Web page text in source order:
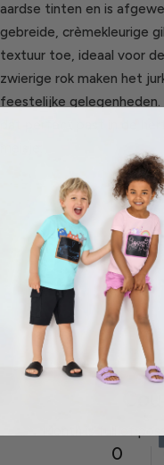
aardse tinten en is
gebreide, crèmekleurige
textuur toe, ideaal voor
zwierige rok maken het
feestelijke
dat perfect past in de
0